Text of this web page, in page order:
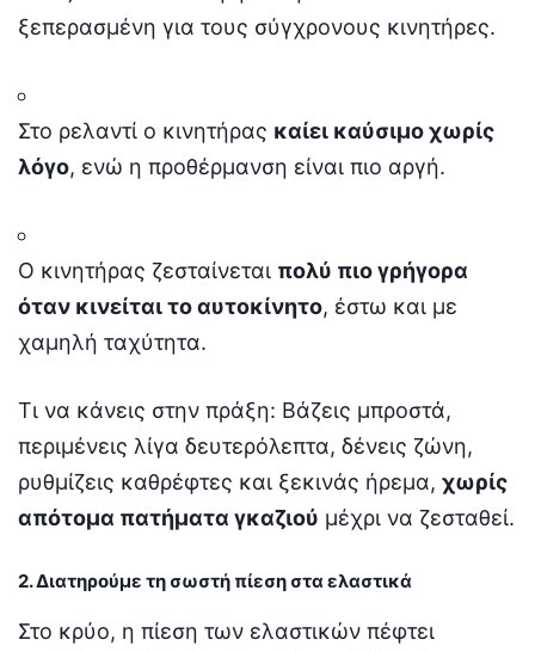
ξεπερασμένη για τους σύγχρονους κινητήρες.
Στο ρελαντί ο κινητήρας καίει καύσιμο χωρίς
λόγο, ενώ η προθέρμανση είναι πιο αργή.
Ο κινητήρας ζεσταίνεται πολύ πιο γρήγορα
όταν κινείται το αυτοκίνητο, έστω και με
χαμηλή ταχύτητα.
Τι να κάνεις στην πράξη: Βάζεις μπροστά,
περιμένεις λίγα δευτερόλεπτα, δένεις ζώνη,
ρυθμίζεις καθρέφτες και ξεκινάς ήρεμα, χωρίς
απότομα πατήματα γκαζιού μέχρι να ζεσταθεί.
2. Διατηρούμε τη σωστή πίεση στα ελαστικά
Στο κρύο, η πίεση των ελαστικών πέφτει